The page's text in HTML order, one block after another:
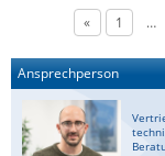
« 1 …
Ansprechperson